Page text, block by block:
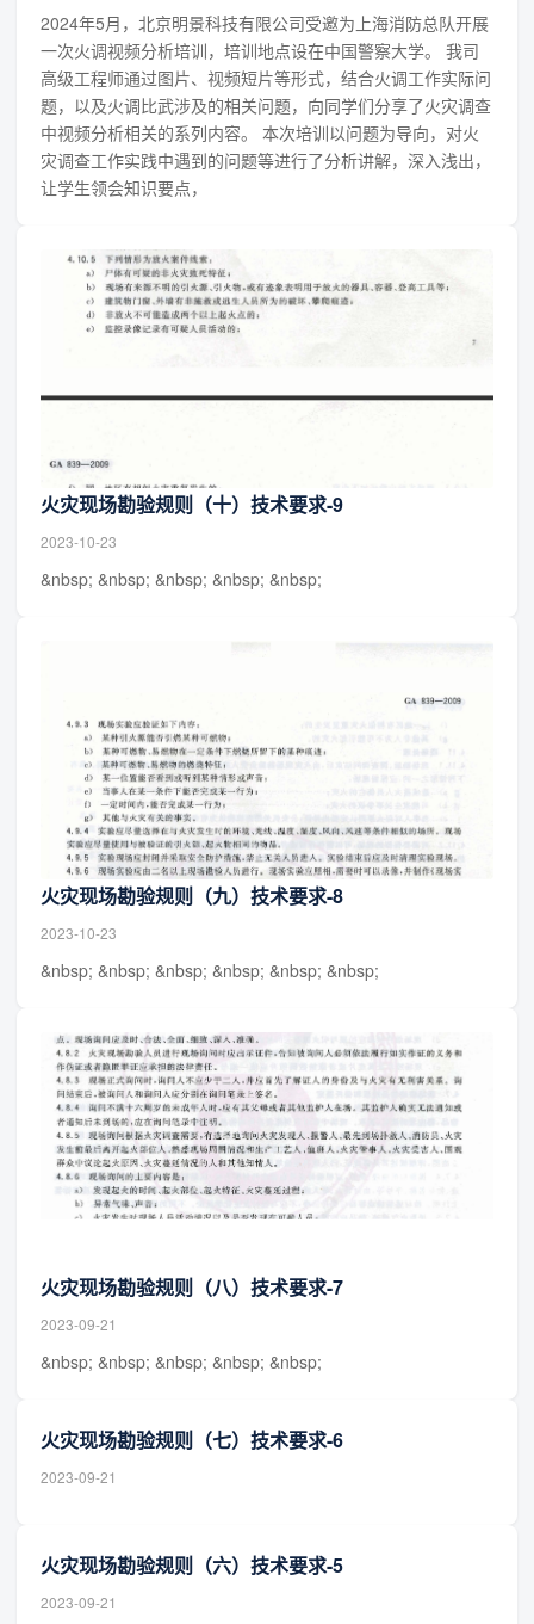
2024年5月，北京明景科技有限公司受邀为上海消防总队开展
一次火调视频分析培训，培训地点设在中国警察大学。 我司
高级工程师通过图片、视频短片等形式，结合火调工作实际问
题，以及火调比武涉及的相关问题，向同学们分享了火灾调查
中视频分析相关的系列内容。 本次培训以问题为导向，对火
灾调查工作实践中遇到的问题等进行了分析讲解，深入浅出，
让学生领会知识要点，
火灾现场勘验规则（十）技术要求-9
2023-10-23
&nbsp; &nbsp; &nbsp; &nbsp; &nbsp;
火灾现场勘验规则（九）技术要求-8
2023-10-23
&nbsp; &nbsp; &nbsp; &nbsp; &nbsp; &nbsp;
火灾现场勘验规则（八）技术要求-7
2023-09-21
&nbsp; &nbsp; &nbsp; &nbsp; &nbsp;
火灾现场勘验规则（七）技术要求-6
2023-09-21
火灾现场勘验规则（六）技术要求-5
2023-09-21